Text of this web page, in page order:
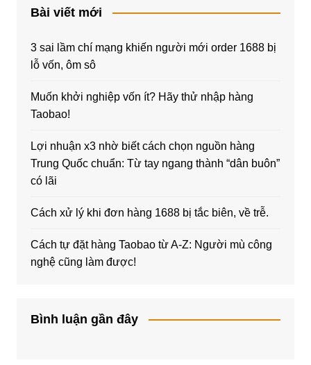
Bài viết mới
3 sai lầm chí mạng khiến người mới order 1688 bị
lỗ vốn, ôm sô
Muốn khởi nghiệp vốn ít? Hãy thử nhập hàng
Taobao!
Lợi nhuận x3 nhờ biết cách chọn nguồn hàng
Trung Quốc chuẩn: Từ tay ngang thành “dân buôn”
có lãi
Cách xử lý khi đơn hàng 1688 bị tắc biên, về trễ.
Cách tự đặt hàng Taobao từ A-Z: Người mù công
nghệ cũng làm được!
Bình luận gần đây